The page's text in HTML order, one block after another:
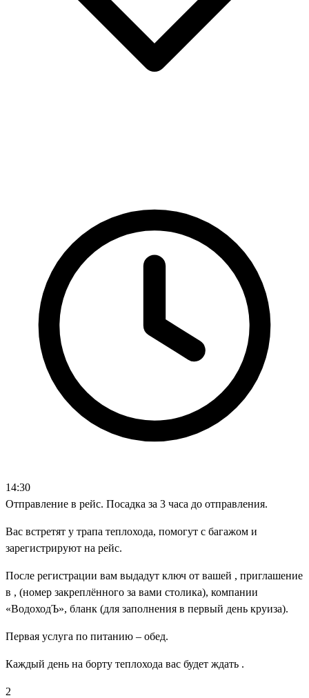
14:30
Отправление в рейс. Посадка за 3 часа до отправления.
Вас встретят у трапа теплохода, помогут с багажом и
зарегистрируют на рейс.
После регистрации вам выдадут ключ от вашей , приглашение
в , (номер закреплённого за вами столика), компании
«ВодоходЪ», бланк (для заполнения в первый день круиза).
Первая услуга по питанию – обед.
Каждый день на борту теплохода вас будет ждать .
2